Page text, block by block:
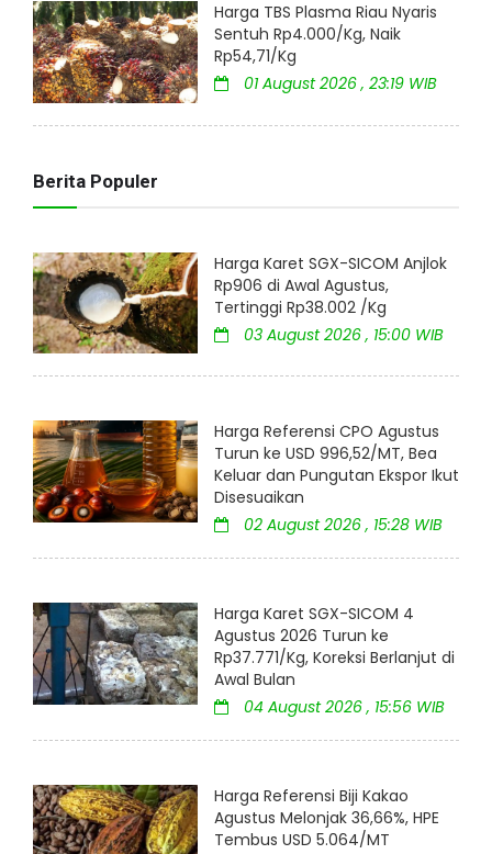
Harga TBS Plasma Riau Nyaris
Sentuh Rp4.000/Kg, Naik
Rp54,71/Kg
01 August 2026 , 23:19 WIB
Berita Populer
Harga Karet SGX-SICOM Anjlok
Rp906 di Awal Agustus,
Tertinggi Rp38.002 /Kg
03 August 2026 , 15:00 WIB
Harga Referensi CPO Agustus
Turun ke USD 996,52/MT, Bea
Keluar dan Pungutan Ekspor Ikut
Disesuaikan
02 August 2026 , 15:28 WIB
Harga Karet SGX-SICOM 4
Agustus 2026 Turun ke
Rp37.771/Kg, Koreksi Berlanjut di
Awal Bulan
04 August 2026 , 15:56 WIB
Harga Referensi Biji Kakao
Agustus Melonjak 36,66%, HPE
Tembus USD 5.064/MT